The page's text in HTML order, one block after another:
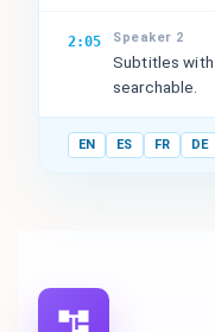
2:05 Speaker 2
Subtitles
searchable.
EN ES FR DE